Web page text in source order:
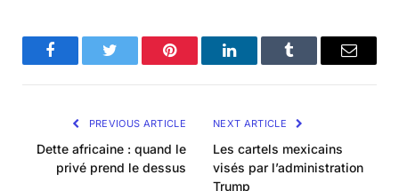
FacebookTwitter Pinterest LinkedInTumblr Email
PREVIOUS ARTICLE
Dette africaine : quand le
privé prend le dessus
NEXT ARTICLE
Les cartels mexicains
visés par l’administration
Trump